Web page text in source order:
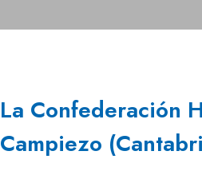
La Confederación
Campiezo